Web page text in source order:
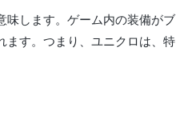
味します。ゲーム内の装備がブ
ます。つまり、ユニクロは、特